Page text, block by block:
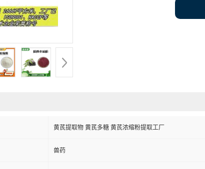
黄芪提取物 黄芪多糖 黄芪浓缩粉提取工厂
兽药